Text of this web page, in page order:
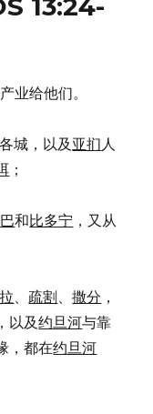
13:24-
业给他们。
城，以及亚扪人
；
和比多宁 ，又从
、 疏割、撒分 ，
以及约旦河与靠
，都在约旦河